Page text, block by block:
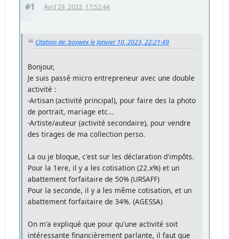
#1 Avril 29, 2023, 17:52:44
Citation de: boxwex le Janvier 10, 2023, 22:21:49
Bonjour,
Je suis passé micro entrepreneur avec une double
activité :
-Artisan (activité principal), pour faire des la photo
de portrait, mariage etc...
-Artiste/auteur (activité secondaire), pour vendre
des tirages de ma collection perso.
La ou je bloque, c'est sur les déclaration d'impôts.
Pour la 1ere, il y a les cotisation (22.x%) et un
abattement forfaitaire de 50% (URSAFF)
Pour la seconde, il y a les même cotisation, et un
abattement forfaitaire de 34%. (AGESSA)
On m'a expliqué que pour qu'une activité soit
intéressante financièrement parlante, il faut que